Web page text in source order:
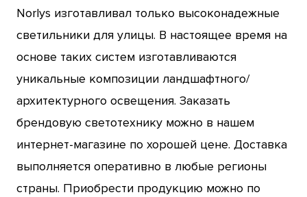
Norlys изготавливал только высоконадежные
светильники для улицы. В настоящее время на
основе таких систем изготавливаются
уникальные композиции ландшафтного/
архитектурного освещения. Заказать
брендовую светотехнику можно в нашем
интернет-магазине по хорошей цене. Доставка
выполняется оперативно в любые регионы
страны. Приобрести продукцию можно по